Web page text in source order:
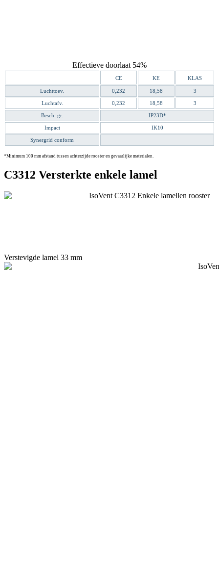
Effectieve doorlaat 54%
CE KE KLAS
Luchttoev. 0,232 18,58 3
Luchtafv. 0,232 18,58 3
Besch. gr. IP23D*
Impact IK10
Synergrid conform
*Minimum 100 mm afstand tussen achterzijde rooster en gevaarlijke materialen.
C3312 Versterkte enkele lamel
Verstevigde lamel 33 mm